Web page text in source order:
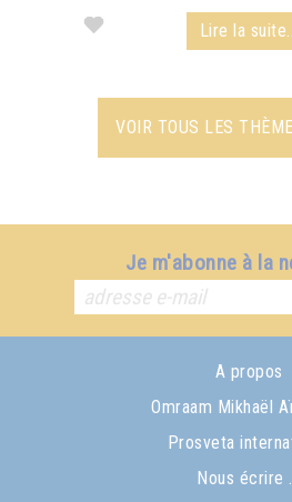
Lire la
VOIR TOUS LES
Je m'abonne à la
A propos
Omraam Mikhaël
Prosveta
Nous écrire